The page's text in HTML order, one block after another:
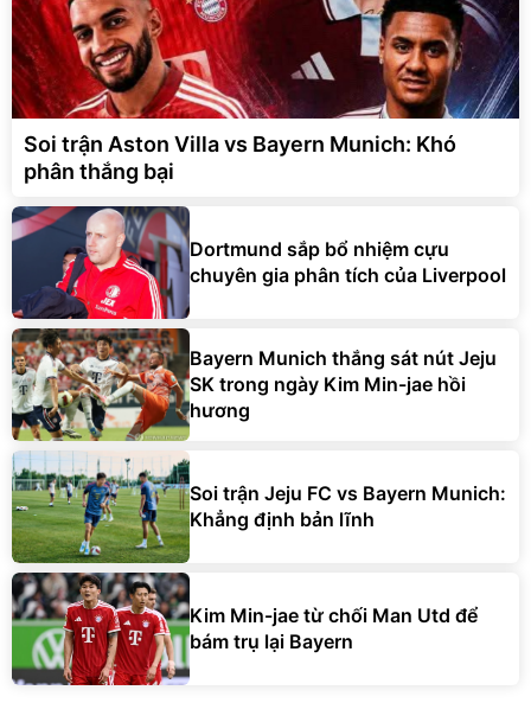
Soi trận Aston Villa vs Bayern Munich: Khó
phân thắng bại
Dortmund sắp bổ nhiệm cựu
chuyên gia phân tích của Liverpool
Bayern Munich thắng sát nút Jeju
SK trong ngày Kim Min-jae hồi
hương
Soi trận Jeju FC vs Bayern Munich:
Khẳng định bản lĩnh
Kim Min-jae từ chối Man Utd để
bám trụ lại Bayern